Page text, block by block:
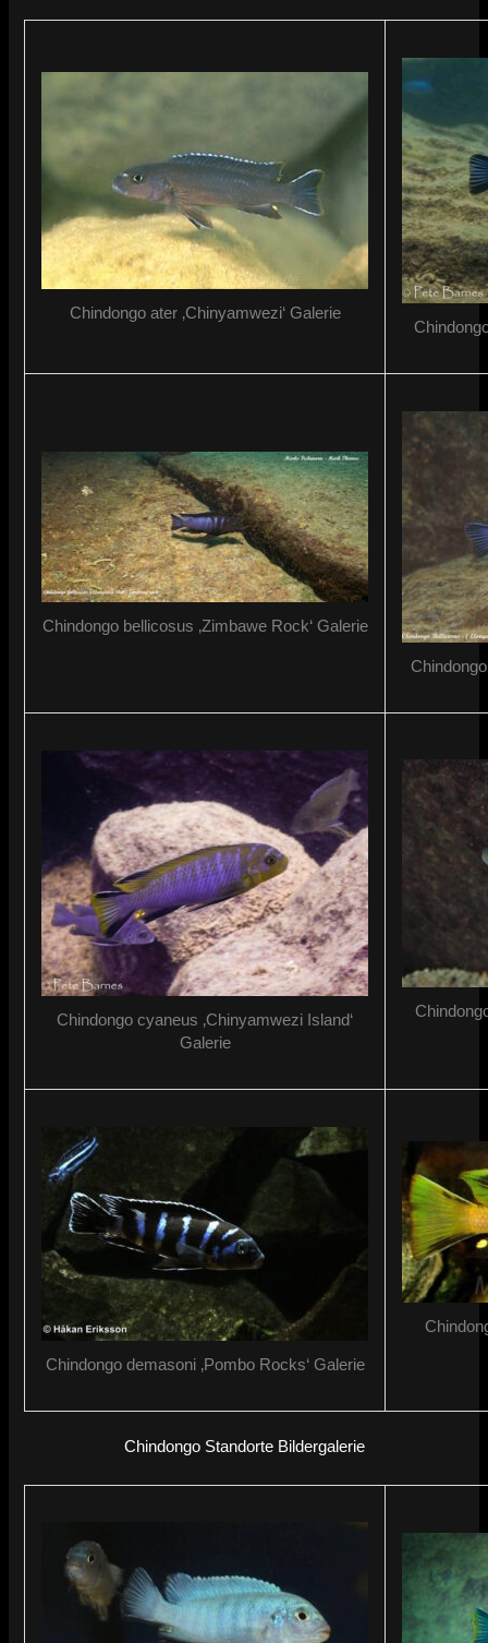
Chindongo ater ‚Chinyamwezi‘ Galerie
Chindongo bellicosus ‚Zimbawe Rock‘ Galerie
Chindongo cyaneus ‚Chinyamwezi Island‘
Galerie
Chindongo demasoni ‚Pombo Rocks‘ Galerie
Chindongo Standorte Bildergalerie